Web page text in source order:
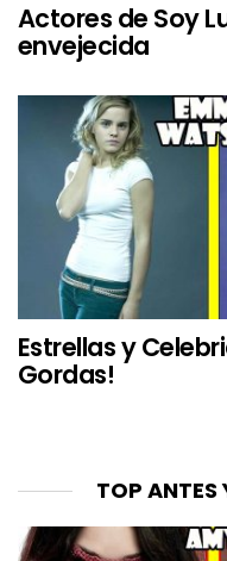
Actores de Soy
envejecida
Estrellas y
Gordas!
TOP ANTES